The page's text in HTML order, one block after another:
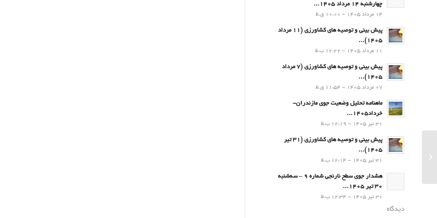
چهارشنبه 14 مرداد 1405...
14 مرداد 1405 - 10:00 ق.ظ
پیش بینی و توصیه های کشاورزی (11 مرداد
۱۴۰۵)...
11 مرداد 1405 - 12:22 ب.ظ
پیش بینی و توصیه های کشاورزی (7 مرداد
۱۴۰۵)...
07 مرداد 1405 - 11:54 ق.ظ
ماهنامه تحلیل وضعیت جوی مازندران-
خرداد1405...
31 تیر 1405 - 12:19 ب.ظ
پیش بینی و توصیه های کشاورزی (31 تیر
۱۴۰۵)...
31 تیر 1405 - 12:14 ب.ظ
هشدار جوی سطح نارنجی شماره 9 – سه‌شنبه
30 تیر 1405...
30 تیر 1405 - 12:34 ب.ظ
دیدگاه
فصلنامه تحلیل وضعیت جوی مازندران-